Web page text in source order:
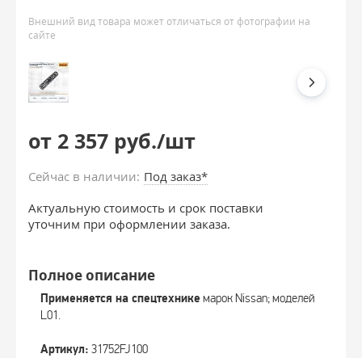
Внешний вид товара может отличаться от фотографии на
сайте
от 2 357 руб./шт
Сейчас в наличии: Под заказ*
Актуальную стоимость и срок поставки
уточним при оформлении заказа.
Полное описание
Применяется на спецтехнике марок Nissan; моделей
L01.
Артикул: 31752FJ100